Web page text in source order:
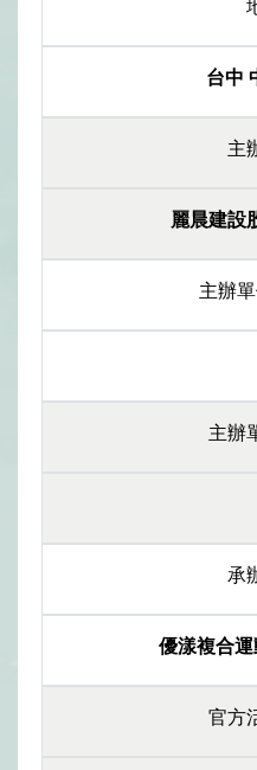
台中
主
麗晨建設
主辦
主辦
承
優漾複合運
官方